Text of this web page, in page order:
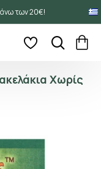
άνω των 20€!
Χωρίς